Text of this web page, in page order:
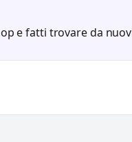
e fatti trovare da